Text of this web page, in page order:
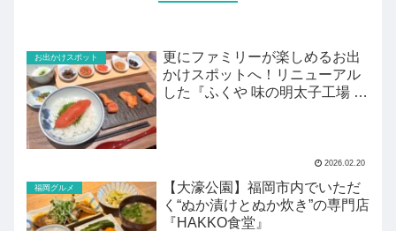
お出かけスポット
更にファミリーが楽しめるお出
かけスポットへ！リニューアル
した『ふくや 味の明太子工場 ハ
2026.02.20
福岡グルメ
【大濠公園】福岡市内でいただ
く“ぬか漬けとぬか炊き”の専門店
『HAKKO食堂』